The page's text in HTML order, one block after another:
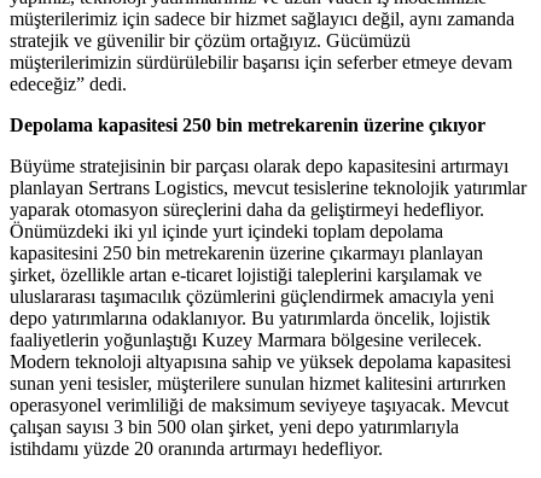
müşterilerimiz için sadece bir hizmet sağlayıcı değil, aynı zamanda
stratejik ve güvenilir bir çözüm ortağıyız. Gücümüzü
müşterilerimizin sürdürülebilir başarısı için seferber etmeye devam
edeceğiz” dedi.
Depolama kapasitesi 250 bin metrekarenin üzerine çıkıyor
Büyüme stratejisinin bir parçası olarak depo kapasitesini artırmayı
planlayan Sertrans Logistics, mevcut tesislerine teknolojik yatırımlar
yaparak otomasyon süreçlerini daha da geliştirmeyi hedefliyor.
Önümüzdeki iki yıl içinde yurt içindeki toplam depolama
kapasitesini 250 bin metrekarenin üzerine çıkarmayı planlayan
şirket, özellikle artan e-ticaret lojistiği taleplerini karşılamak ve
uluslararası taşımacılık çözümlerini güçlendirmek amacıyla yeni
depo yatırımlarına odaklanıyor. Bu yatırımlarda öncelik, lojistik
faaliyetlerin yoğunlaştığı Kuzey Marmara bölgesine verilecek.
Modern teknoloji altyapısına sahip ve yüksek depolama kapasitesi
sunan yeni tesisler, müşterilere sunulan hizmet kalitesini artırırken
operasyonel verimliliği de maksimum seviyeye taşıyacak. Mevcut
çalışan sayısı 3 bin 500 olan şirket, yeni depo yatırımlarıyla
istihdamı yüzde 20 oranında artırmayı hedefliyor.